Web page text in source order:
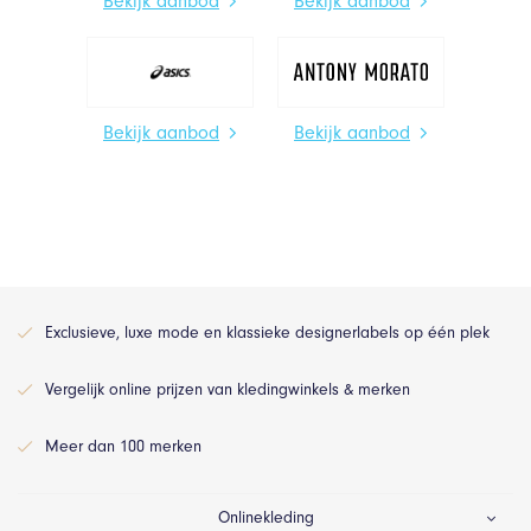
Bekijk aanbod Bekijk aanbod
Exclusieve, luxe mode en klassieke designerlabels op één plek
Vergelijk online prijzen van kledingwinkels & merken
Meer dan 100 merken
Onlinekleding